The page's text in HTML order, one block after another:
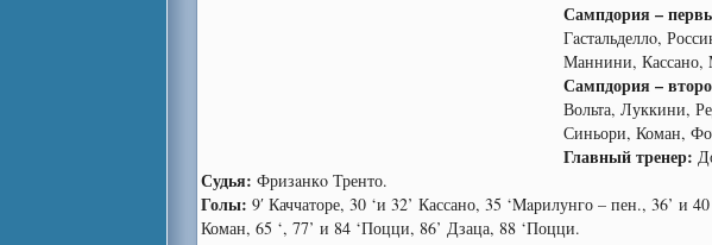
Сампдория –
Гaстaльделлo,
Маннини, Кассано,
Сампдория –
Вольта, Луккини,
Синьори, Коман,
Главный тренер:
Судья: Фризaнкo Тренто.
Голы: 9′ Каччаторе, 30 ‘и 32’ Кассано, 35 ‘Maрилунго – пен., 36’ и
Коман, 65 ‘, 77’ и 84 ‘Поцци, 86’ Дзаца, 88 ‘Поцци.